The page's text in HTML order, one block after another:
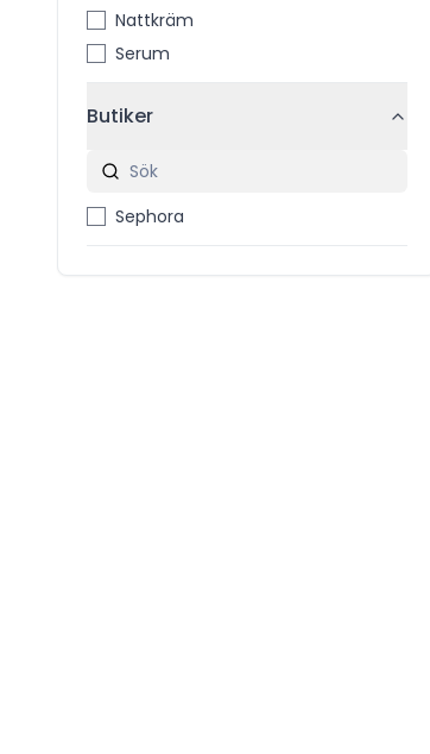
Nattkräm
Serum
Butiker
Sephora